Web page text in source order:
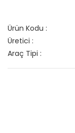
Ürün Kodu :
Üretici :
Araç Tipi :